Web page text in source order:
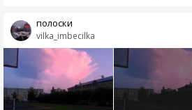
vilka_imbecilka
полоски